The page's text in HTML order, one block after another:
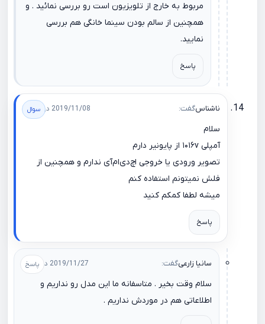
مربوط به خارج از تلویزیون است رو بررسی نمائید . و
همچنین از سالم بودن سینما خانگی هم بررسی
نمایید.
پاسخ
ناشناسگفت: 2019/11/08 در 18:57
سلام
آمپلی ۱۰۱۶v از پایونیر دارم
تصویر ورودی یا خروجی اچ‌دی‌ام‌آی ندارم و همچنین از
فلش نمیتونم استفاده کنم
میشه لطفا کمکم کنید
پاسخ
سانیا زارعیگفت: 2019/11/27 در 11:04
سلام وقت بخیر . متاسفانه ما این مدل رو نداریم و
اطلاعاتی هم در موردش نداریم .